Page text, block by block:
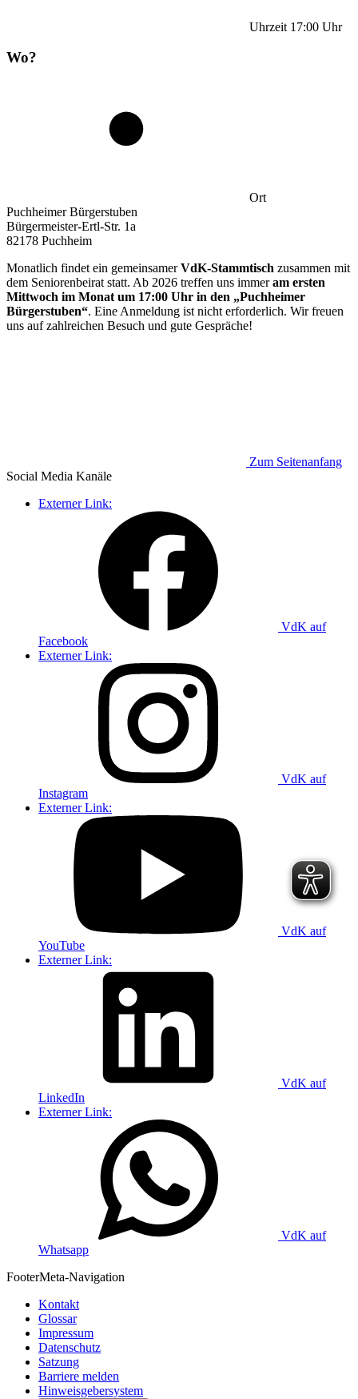
Uhrzeit 17:00 Uhr
Wo?
Ort
Puchheimer Bürgerstuben
Bürgermeister-Ertl-Str. 1a
82178 Puchheim
Monatlich findet ein gemeinsamerVdK-Stammtisch zusammen mit
dem Seniorenbeirat statt. Ab 2026 treffen uns immeram ersten
Mittwoch im Monat um 17:00 Uhr in den „Puchheimer
Bürgerstuben“. Eine Anmeldung ist nicht erforderlich. Wir freuen
uns auf zahlreichen Besuch und gute Gespräche!
Zum Seitenanfang
Social Media Kanäle
Externer Link:
VdK auf
Facebook
Externer Link:
VdK auf
Instagram
Externer Link:
VdK auf
YouTube
Externer Link:
VdK auf
LinkedIn
Externer Link:
VdK auf
Whatsapp
FooterMeta-Navigation
Kontakt
Glossar
Impressum
Datenschutz
Satzung
Barriere melden
Hinweisgebersystem